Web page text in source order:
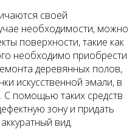
своей
необходимости, можно
поверхности, такие как
необходимо приобрести
деревянных полов,
искусственной эмали, в
С помощью таких средств
зону и придать
вид.